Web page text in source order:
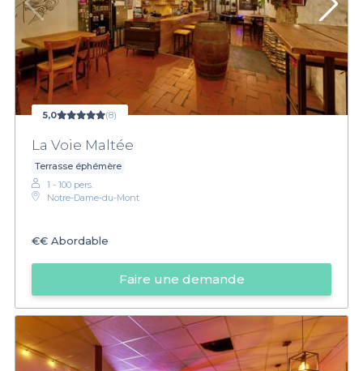
5,0 (8)
La Voie Maltée
Terrasse éphémère
1 - 100 pers.
Notre-Dame-du-Mont
€€ Abordable
Faire une demande